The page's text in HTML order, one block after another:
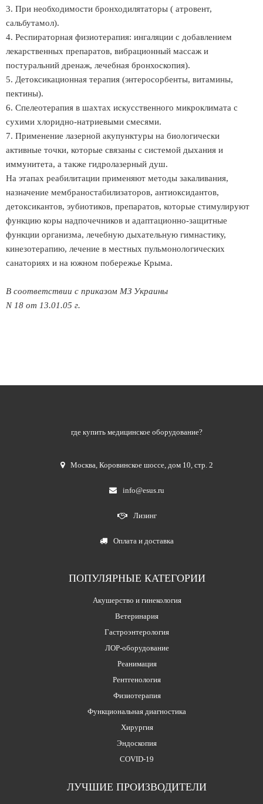
3. При необходимости бронходилятаторы ( атровент,
сальбутамол).
4. Респираторная физиотерапия: ингаляции с добавлением
лекарственных препаратов, вибрационный массаж и
постуральний дренаж, лечебная бронхоскопия).
5. Детоксикационная терапия (энтеросорбенты, витамины,
пектины).
6. Спелеотерапия в шахтах искусственного микроклимата с
сухими хлоридно-натриевыми смесями.
7. Применение лазерной акупунктуры на биологически
активные точки, которые связаны с системой дыхания и
иммунитета, а также гидролазерный душ.
На этапах реабилитации применяют методы закаливания,
назначение мембраностабилизаторов, антиоксидантов,
детоксикантов, эубиотиков, препаратов, которые стимулируют
функцию коры надпочечников и адаптационно-защитные
функции организма, лечебную дыхательную гимнастику,
кинезотерапию, лечение в местных пульмонологических
санаториях и на южном побережье Крыма.
В соответствии с приказом МЗ Украины
N 18 от 13.01.05 г.
где купить медицинское оборудование?
Москва,Коровинское шоссе, дом 10, стр. 2
info@esus.ru
Лизинг
Оплата и доставка
ПОПУЛЯРНЫЕ КАТЕГОРИИ
Акушерство и гинекология
Ветеринария
Гастроэнтерология
ЛОР-оборудование
Реанимация
Рентгенология
Физиотерапия
Функциональная диагностика
Хирургия
Эндоскопия
COVID-19
ЛУЧШИЕ ПРОИЗВОДИТЕЛИ